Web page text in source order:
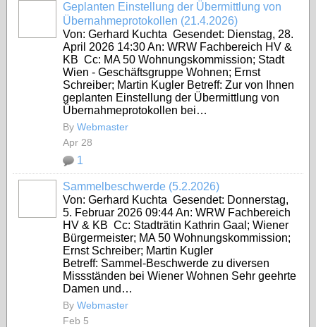
Geplanten Einstellung der Übermittlung von
Übernahmeprotokollen (21.4.2026)
Von: Gerhard Kuchta Gesendet: Dienstag, 28.
April 2026 14:30 An: WRW Fachbereich HV &
KB Cc: MA 50 Wohnungskommission; Stadt
Wien - Geschäftsgruppe Wohnen; Ernst
Schreiber; Martin Kugler Betreff: Zur von Ihnen
geplanten Einstellung der Übermittlung von
Übernahmeprotokollen bei…
By Webmaster
Apr 28
1
Sammelbeschwerde (5.2.2026)
Von: Gerhard Kuchta Gesendet: Donnerstag,
5. Februar 2026 09:44 An: WRW Fachbereich
HV & KB Cc: Stadträtin Kathrin Gaal; Wiener
Bürgermeister; MA 50 Wohnungskommission;
Ernst Schreiber; Martin Kugler
Betreff: Sammel-Beschwerde zu diversen
Missständen bei Wiener Wohnen Sehr geehrte
Damen und…
By Webmaster
Feb 5